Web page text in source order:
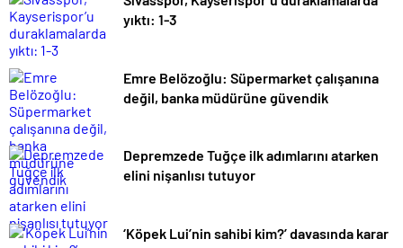
yıktı: 1-3
Emre Belözoğlu: Süpermarket çalışanına
değil, banka müdürüne güvendik
Depremzede Tuğçe ilk adımlarını atarken
elini nişanlısı tutuyor
‘Köpek Lui’nin sahibi kim?’ davasında karar